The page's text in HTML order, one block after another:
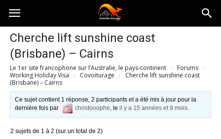
Australia-
australie.com
Cherche lift sunshine coast
(Brisbane) – Cairns
Le 1er site francophone sur l’Australie, le pays-continent › Forums ›
Working Holiday Visa › Covoiturage ›
Cherche lift sunshine coast
(Brisbane) – Cairns
Ce sujet contient 1 réponse, 2 participants et a été mis à jour pour la
dernière fois par
christooophe, leil y a 15 années et 9 mois.
2 sujets de 1 à 2 (sur un total de 2)